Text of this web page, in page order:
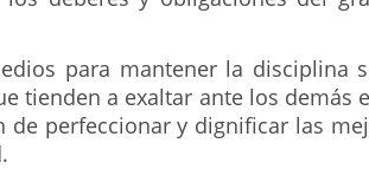
para mantener la disciplina
tienden a exaltar ante los demás
de perfeccionar y dignificar las